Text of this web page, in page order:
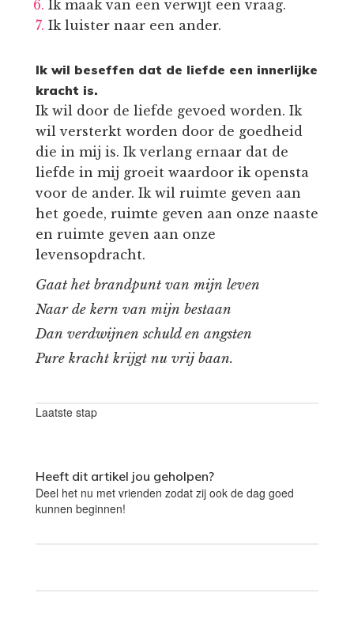
Ik maak van een verwijt een vraag.
Ik luister naar een ander.
Ik wil beseffen dat de liefde een innerlijke
kracht is.
Ik wil door de liefde gevoed worden. Ik
wil versterkt worden door de goedheid
die in mij is. Ik verlang ernaar dat de
liefde in mij groeit waardoor ik opensta
voor de ander. Ik wil ruimte geven aan
het goede, ruimte geven aan onze naaste
en ruimte geven aan onze
levensopdracht.
Gaat het brandpunt van mijn leven
Naar de kern van mijn bestaan
Dan verdwijnen schuld en angsten
Pure kracht krijgt nu vrij baan.
Laatste stap
Heeft dit artikel jou geholpen?
Deel het nu met vrienden zodat zij ook de dag goed
kunnen beginnen!